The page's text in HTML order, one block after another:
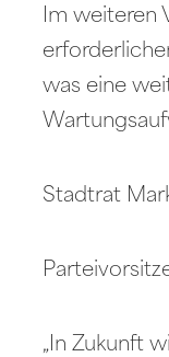
Im weiteren
was eine
Stadtrat
„In Zukunft